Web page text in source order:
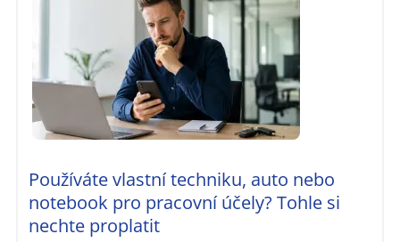
Používáte vlastní techniku, auto nebo
notebook pro pracovní účely? Tohle si
nechte proplatit